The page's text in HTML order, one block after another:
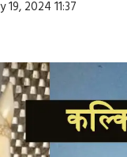
2024 11:37